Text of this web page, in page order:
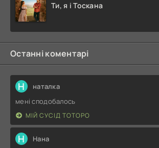
Ти, я і Тоскана
Останні коментарі
Н наталка
мені сподобалось
МІЙ СУСІД ТОТОРО
Н Нана